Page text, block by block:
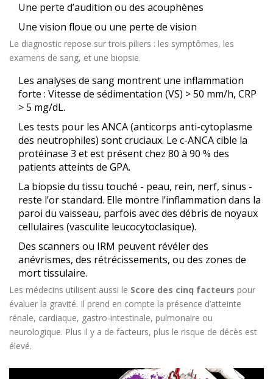
Une perte d’audition ou des acouphènes
Une vision floue ou une perte de vision
Le diagnostic repose sur trois piliers : les symptômes, les
examens de sang, et une biopsie.
Les analyses de sang montrent une inflammation
forte : Vitesse de sédimentation (VS) > 50 mm/h, CRP
> 5 mg/dL.
Les tests pour les ANCA (anticorps anti-cytoplasme
des neutrophiles) sont cruciaux. Le c-ANCA cible la
protéinase 3 et est présent chez 80 à 90 % des
patients atteints de GPA.
La biopsie du tissu touché - peau, rein, nerf, sinus -
reste l’or standard. Elle montre l’inflammation dans la
paroi du vaisseau, parfois avec des débris de noyaux
cellulaires (vasculite leucocytoclasique).
Des scanners ou IRM peuvent révéler des
anévrismes, des rétrécissements, ou des zones de
mort tissulaire.
Les médecins utilisent aussi le Score des cinq facteurs pour
évaluer la gravité. Il prend en compte la présence d’atteinte
rénale, cardiaque, gastro-intestinale, pulmonaire ou
neurologique. Plus il y a de facteurs, plus le risque de décès est
élevé.